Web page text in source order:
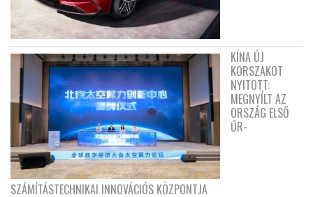
KÍNA ÚJ
KORSZAKOT
NYITOTT:
MEGNYÍLT AZ
ORSZÁG ELSŐ
ŰR-
SZÁMÍTÁSTECHNIKAI INNOVÁCIÓS KÖZPONTJA